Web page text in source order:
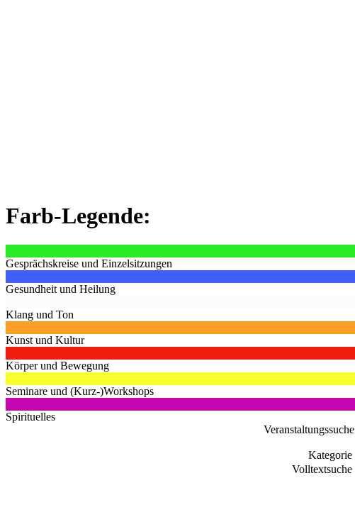
Farb-Legende:
Gesprächskreise und Einzelsitzungen
Gesundheit und Heilung
Klang und Ton
Kunst und Kultur
Körper und Bewegung
Seminare und (Kurz-)Workshops
Spirituelles
Veranstaltungssuche
Kategorie
Volltextsuche